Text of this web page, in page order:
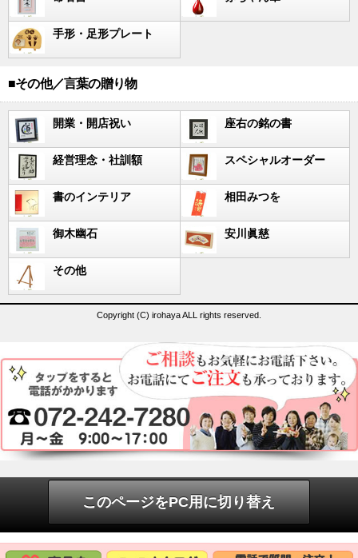
手形・足形プレート
■その他／言葉の贈り物
開業・開店祝い 座右の銘の書
経営理念・社訓額 スペシャルオーダー
書のインテリア 相田みつを
御木幽石 安川眞慈
その他
Copyright (C) irohaya ALL rights reserved.
このページをPC用に切り替え